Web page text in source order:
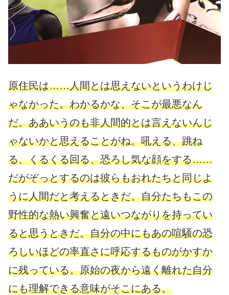
原住民は……人間とは思えないというわけじ
ゃなかった。わかるかな、そこが最悪なん
だ。ああいうのも非人間的とは言えないんじ
ゃないかと思えることがね。吼える、跳ね
る、くるくる回る、恐ろし気な顔をする……
だがぞっとするのは彼らもおれたちと同じよ
うに人間だと考えるときだ。自分たちもこの
野性的な熱い興奮と遠いつながりを持ってい
ると思うときだ。自分の中にもあの喧騒の恐
ろしいほどの率直さに呼応するものがかすか
に残っている。原始の夜から遠く離れた自分
にも理解できる意味がそこにある。